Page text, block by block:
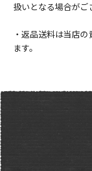
扱いとなる場合がご
・返品送料は当店
ます。